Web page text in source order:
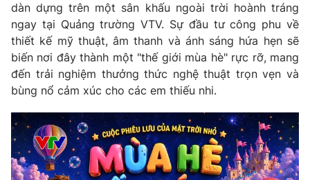
Giải sao mai
Sao
Làm đẹp
Chất lượng cuộc sống
Giáo dục
Tuyển sinh
Học trực tuyến
Công nghệ
Hitech Công nghệ tương lai
Thị trường
Tư vấn
Giao lưu trực tuyến
Lịch phát sóng
dàn dựng trên một sân khấu ngoài trời hoành tráng
ngay tại Quảng trường VTV. Sự đầu tư công phu về
thiết kế mỹ thuật, âm thanh và ánh sáng hứa hẹn sẽ
biến nơi đây thành một "thế giới mùa hè" rực rỡ, mang
đến trải nghiệm thưởng thức nghệ thuật trọn vẹn và
bùng nổ cảm xúc cho các em thiếu nhi.